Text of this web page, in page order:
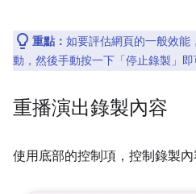
重點： 如要評估網頁的一般效能
動，然後手動按一下「停止錄製」 即
重播演出錄製內容
使用底部的控制項，控制錄製內